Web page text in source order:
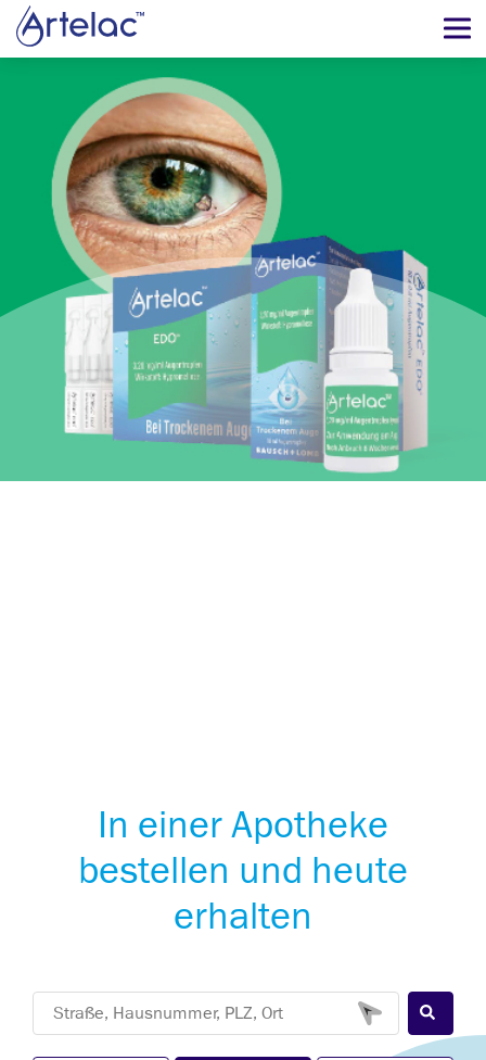
In einer Apotheke
bestellen und heute
erhalten